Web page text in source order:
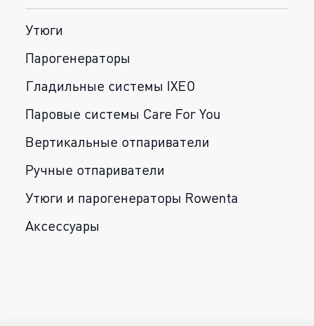
Утюги
Парогенераторы
Гладильные системы IXEO
Паровые системы Care For You
Вертикальные отпариватели
Ручные отпариватели
Утюги и парогенераторы Rowenta
Аксессуары